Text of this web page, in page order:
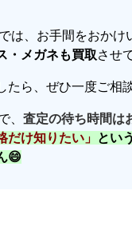
は、お手間をおかけ
・メガネも買取させ
ら、ぜひ一度ご相
、 査定の待ち時間は
だけ知りたい」 とい
😄